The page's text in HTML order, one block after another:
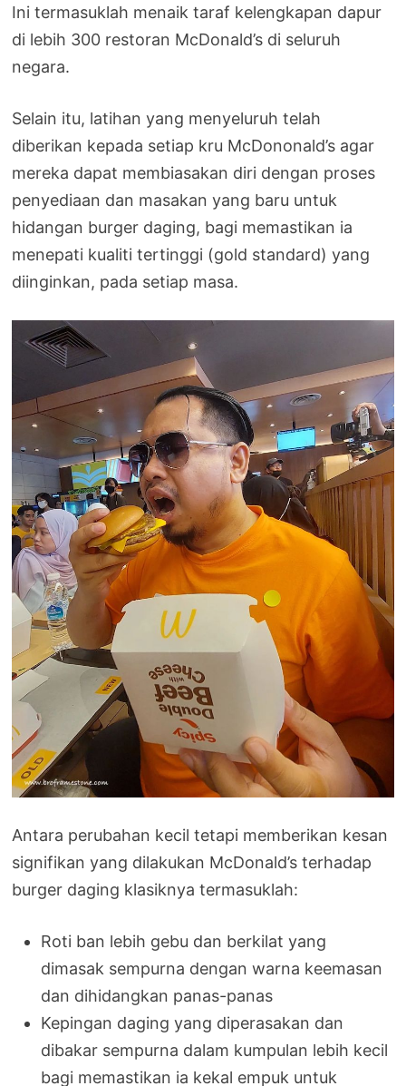
Ini termasuklah menaik taraf kelengkapan dapur
di lebih 300 restoran McDonald’s di seluruh
negara.
Selain itu, latihan yang menyeluruh telah
diberikan kepada setiap kru McDononald’s agar
mereka dapat membiasakan diri dengan proses
penyediaan dan masakan yang baru untuk
hidangan burger daging, bagi memastikan ia
menepati kualiti tertinggi (gold standard) yang
diinginkan, pada setiap masa.
Antara perubahan kecil tetapi memberikan kesan
signifikan yang dilakukan McDonald’s terhadap
burger daging klasiknya termasuklah:
Roti ban lebih gebu dan berkilat yang
dimasak sempurna dengan warna keemasan
dan dihidangkan panas-panas
Kepingan daging yang diperasakan dan
dibakar sempurna dalam kumpulan lebih kecil
bagi memastikan ia kekal empuk untuk